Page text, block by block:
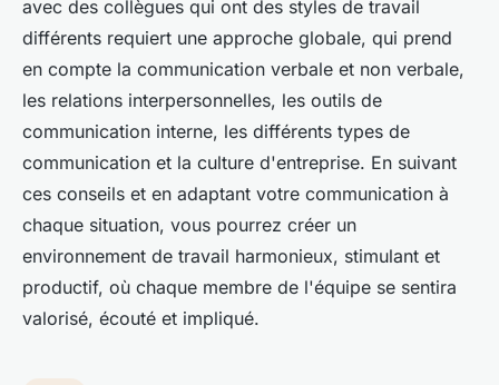
avec des collègues qui ont des styles de travail
différents requiert une approche globale, qui prend
en compte la communication verbale et non verbale,
les relations interpersonnelles, les outils de
communication interne, les différents types de
communication et la culture d'entreprise. En suivant
ces conseils et en adaptant votre communication à
chaque situation, vous pourrez créer un
environnement de travail harmonieux, stimulant et
productif, où chaque membre de l'équipe se sentira
valorisé, écouté et impliqué.